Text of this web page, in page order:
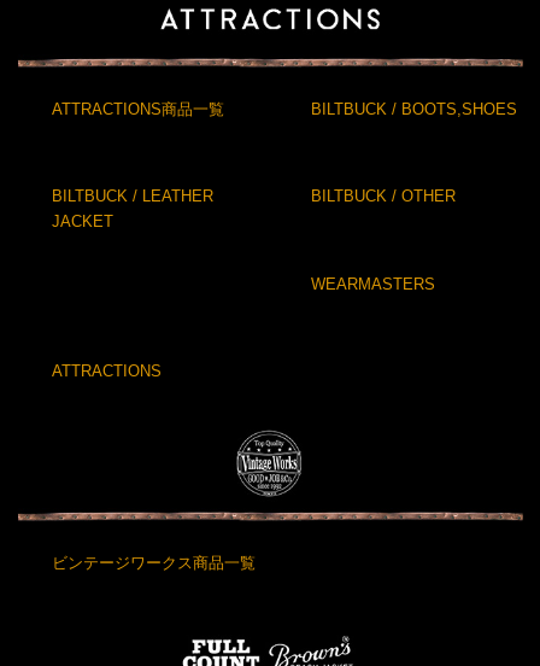
ATTRACTIONS商品一覧 BILTBUCK / BOOTS,SHOES
BILTBUCK / LEATHER
JACKET
BILTBUCK / OTHER
WEARMASTERS
ATTRACTIONS
ビンテージワークス商品一覧